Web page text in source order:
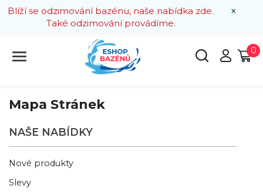
×
Blíží se odzimování bazénu, naše nabídka zde.
Také odzimování provádíme.
0
Mapa Stránek
NAŠE NABÍDKY
Nové produkty
Slevy